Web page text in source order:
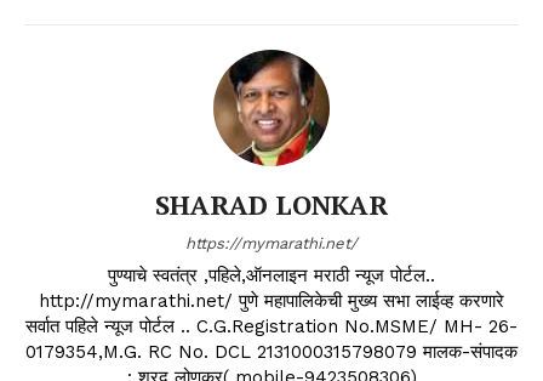
SHARAD LONKAR
https://mymarathi.net/
पुण्याचे स्वतंत्र ,पहिले,ऑनलाइन मराठी न्यूज पोर्टल..
http://mymarathi.net/ पुणे महापालिकेची मुख्य सभा लाईव्ह करणारे
सर्वात पहिले न्यूज पोर्टल .. C.G.Registration No.MSME/ MH- 26-
0179354,M.G. RC No. DCL 2131000315798079 मालक-संपादक